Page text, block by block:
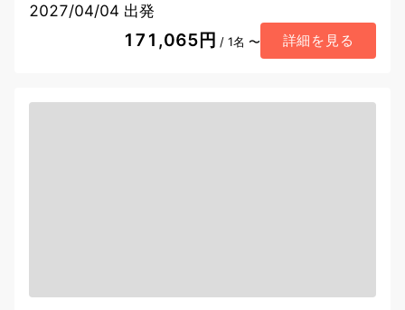
2027/04/04 出発
171,065円 / 1名 〜 詳細を見る